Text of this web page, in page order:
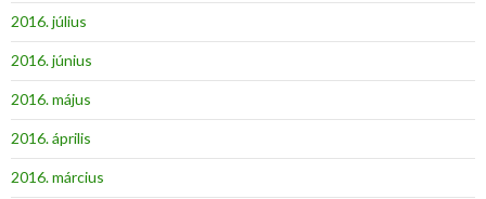
2016. július
2016. június
2016. május
2016. április
2016. március